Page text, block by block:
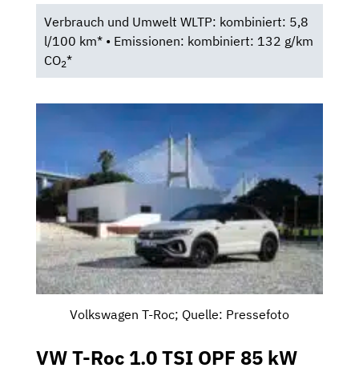
Verbrauch und Umwelt WLTP: kombiniert: 5,8
l/100 km* • Emissionen: kombiniert: 132 g/km
CO2*
Volkswagen T-Roc; Quelle: Pressefoto
VW T-Roc 1.0 TSI OPF 85 kW